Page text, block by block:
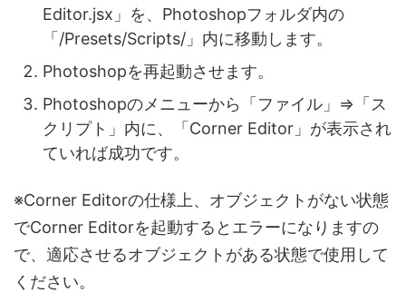
Editor.jsx」を、Photoshopフォルダ内の
「/Presets/Scripts/」内に移動します。
Photoshopを再起動させます。
Photoshopのメニューから「ファイル」⇒「ス
クリプト」内に、「Corner Editor」が表示され
ていれば成功です。
※Corner Editorの仕様上、オブジェクトがない状態
でCorner Editorを起動するとエラーになりますの
で、適応させるオブジェクトがある状態で使用して
ください。